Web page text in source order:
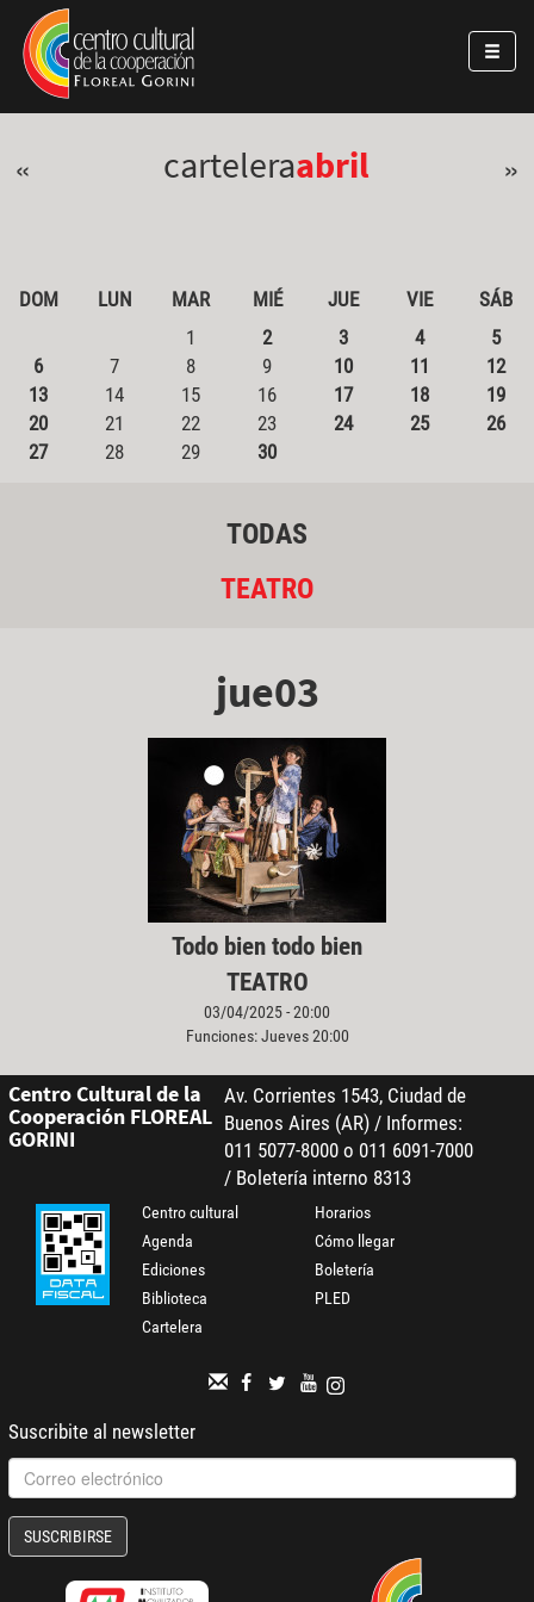
Pasar al contenido principal
Jump to main content
« carteleraabril »
DOM LUN MAR MIÉ JUE VIE
SÁB
1
2 3 4
5
6
7 8 9 10 11
12
13
14 15 16 17 18
19
20
21 22 23 24 25
26
27
28 29 30
TODAS
TEATRO
jue03
Todo bien todo bien
TEATRO
03/04/2025 - 20:00
Funciones: Jueves 20:00
Centro Cultural de la
Cooperación FLOREAL
GORINI
Av. Corrientes 1543, Ciudad de
Buenos Aires (AR) / Informes:
011 5077-8000 o 011 6091-7000
/ Boletería interno 8313
Centro cultural
Agenda
Ediciones
Biblioteca
Cartelera
Horarios
Cómo llegar
Boletería
PLED
Suscribite al newsletter
SUSCRIBIRSE